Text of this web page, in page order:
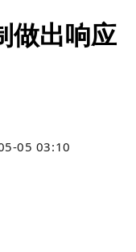
做出响应
05 03:10